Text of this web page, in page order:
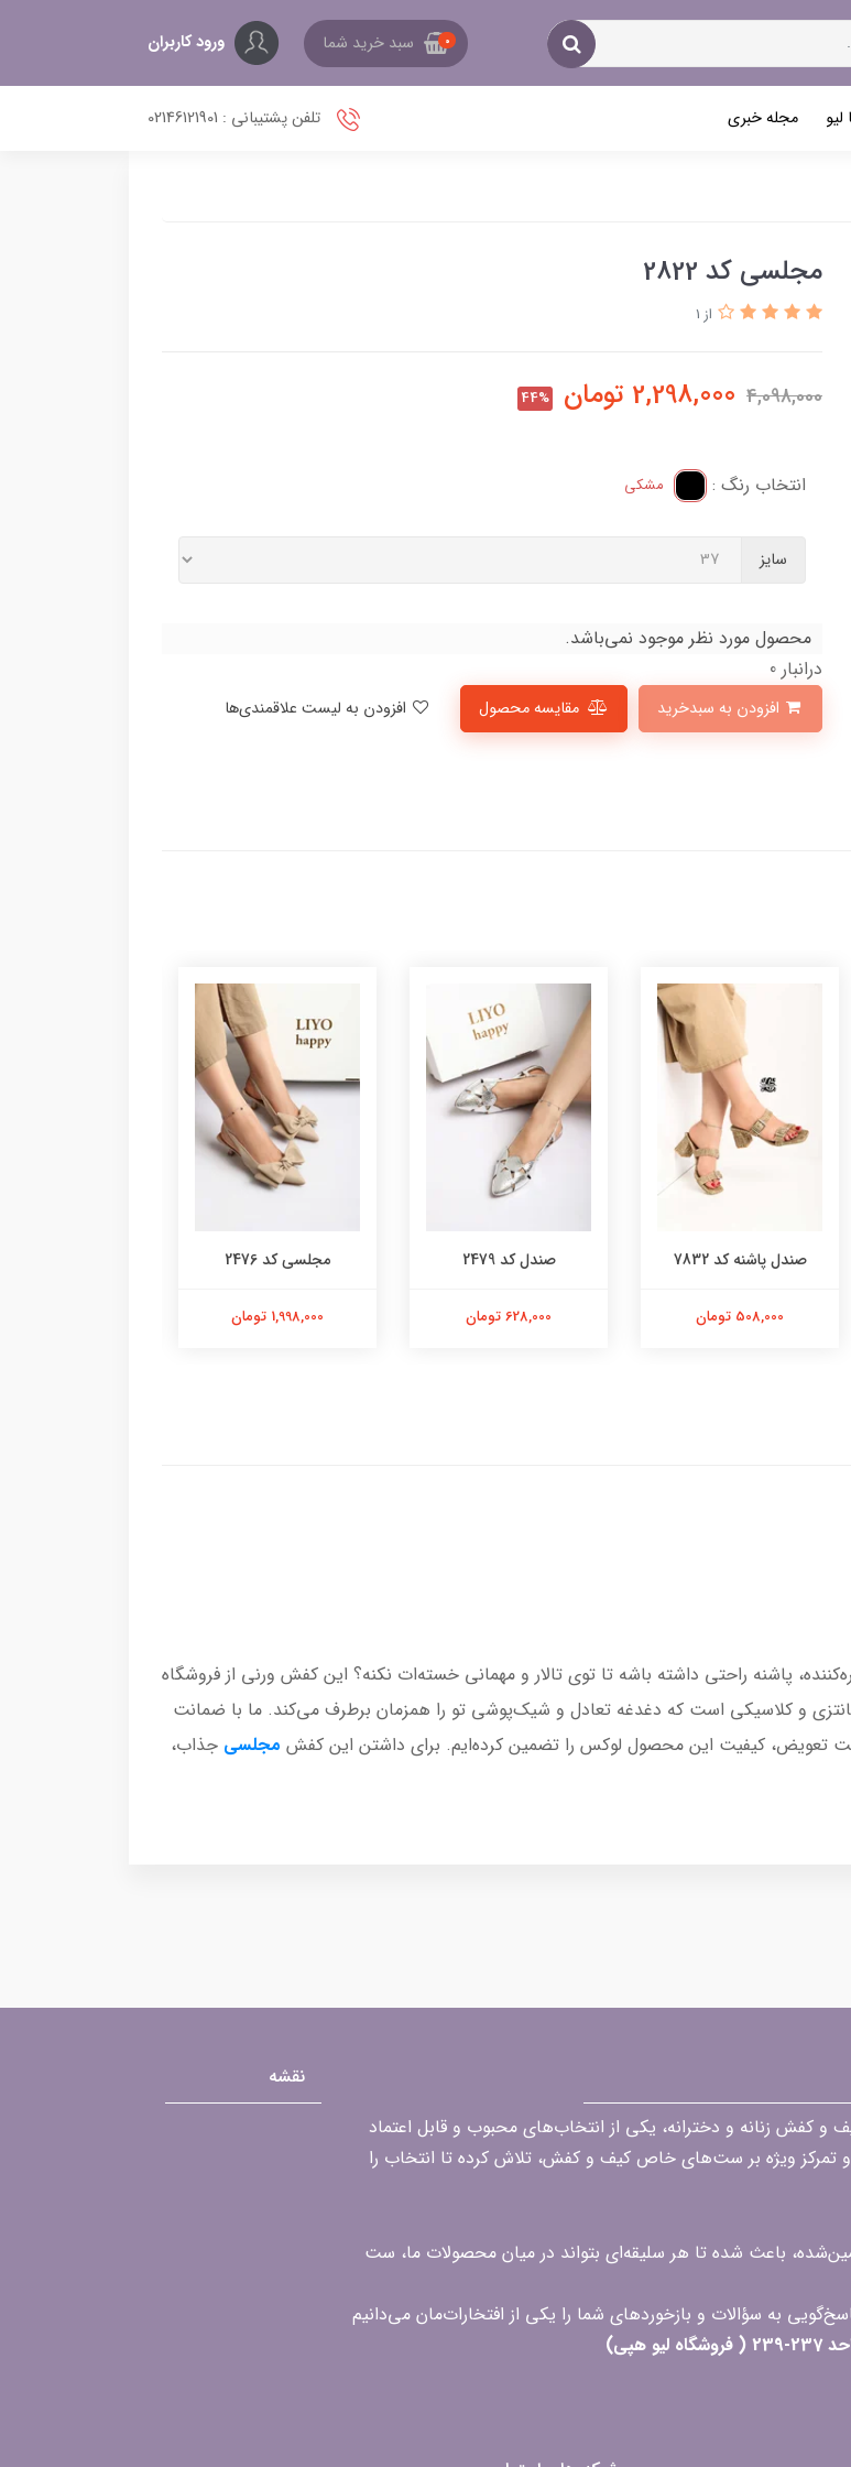
0 سبد خرید شما ورود کاربران
مجله خبری تلفن پشتیبانی : 02146121901
مجلسی کد 2822
از 1
4,098,000
2,298,000 تومان 44%
انتخاب رنگ : مشکی
سایز
محصول مورد نظر موجود نمی‌باشد.
درانبار 0
مقایسه محصول
صندل پاشنه کد 7832
508,000 تومان
صندل کد 2479
628,000 تومان
مجلسی کد 2476
1,998,000 تومان
پاشنه راحتی داشته باشه تا توی تالار و مهمانی خسته‌ات نکنه؟ این کفش ورنی از فروشگاه
و کلاسیکی است که دغدغه تعادل و شیک‌پوشی تو را همزمان برطرف می‌کند. ما با ضمانت
مجلسی جذاب،
و آنلاین کیف و کفش زنانه و دخترانه، یکی از انتخاب‌های محبوب و قابل اعتماد
تمرکز ویژه بر ست‌های خاص کیف و کفش، تلاش کرده تا انتخاب را
باعث شده تا هر سلیقه‌ای بتواند در میان محصولات ما، ست
نقشه